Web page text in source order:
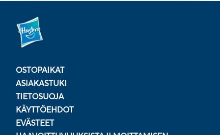
OSTOPAIKAT
ASIAKASTUKI
TIETOSUOJA
KÄYTTÖEHDOT
EVÄSTEET